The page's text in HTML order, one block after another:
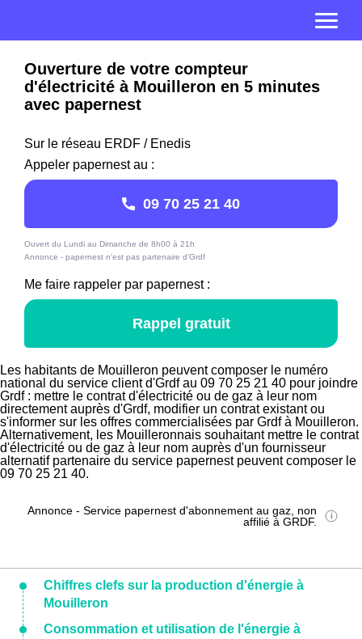
Ouverture de votre compteur
d'électricité à Mouilleron en 5 minutes
avec papernest
Sur le réseau ERDF / Enedis
Appeler papernest au :
09 70 25 21 40
Ouvert du Lundi au Dimanche de 8h00 à 21h
Annonce - papernest n'est pas partenaire d'Grdf
Me faire rappeler par papernest :
Rappel gratuit
Les habitants de Mouilleron peuvent composer le numéro
national du service client d'Grdf au 09 70 25 21 40 pour joindre
Grdf : mettre le contrat d'électricité ou de gaz à leur nom
directement auprès d'Grdf, modifier un contrat existant ou
s'informer sur les offres commercialisées par Grdf à Mouilleron.
Alternativement, les Mouilleronnais souhaitant mettre le contrat
d'électricité ou de gaz à leur nom auprès d'un fournisseur
alternatif partenaire du service papernest peuvent composer le
09 70 25 21 40.
Annonce - Service papernest d'abonnement au gaz, non
affilié à GRDF.
Chiffres clefs sur la production d'énergie à
Mouilleron
Consommation et utilisation de l'énergie à